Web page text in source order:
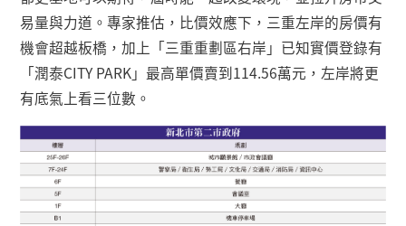
易量與力道。專家推估，比價效應下，三重左岸的房價有
機會超越板橋，加上「三重重劃區右岸」已知實價登錄有
「潤泰CITY PARK」最高單價賣到114.56萬元，左岸將更
有底氣上看三位數。